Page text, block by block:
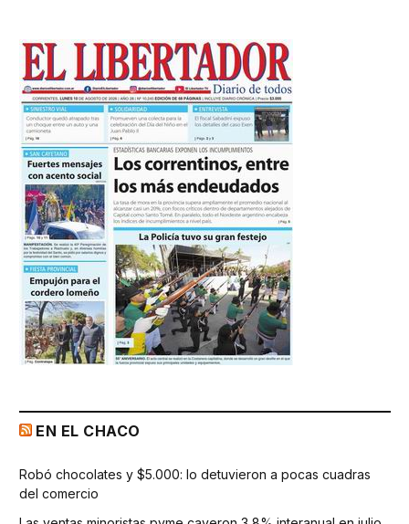
EN EL CHACO
Robó chocolates y $5.000: lo detuvieron a pocas cuadras
del comercio